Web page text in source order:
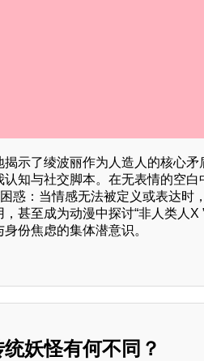
揭示了绫波丽作为人造人的核心
知与社交脚本。在无表情的空白
惑：当情感无法被定义或表达时
甚至成为动漫中探讨“非人类人X
份焦虑的集体潜意识。
统妖怪有何不同？